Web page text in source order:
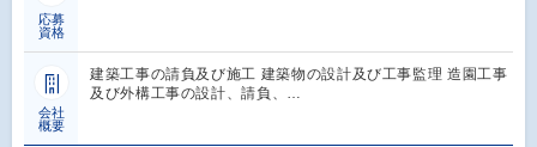
応募
資格
会社
概要
建築工事の請負及び施工 建築物の設計及び工事監理 造園工事
及び外構工事の設計、請負、…